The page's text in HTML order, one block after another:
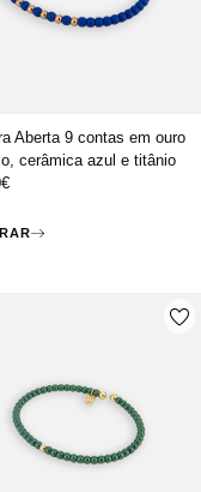
Aberta 9 contas em ouro
cerâmica azul e titânio
€